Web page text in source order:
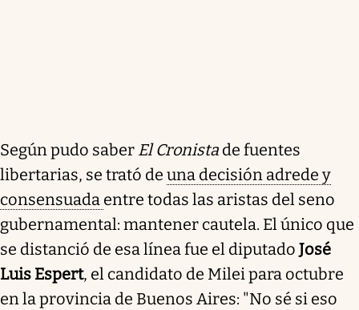
Según pudo saber El Cronista de fuentes
libertarias, se trató de una decisión adrede y
consensuada entre todas las aristas del seno
gubernamental: mantener cautela. El único que
se distanció de esa línea fue el diputado José
Luis Espert, el candidato de Milei para octubre
en la provincia de Buenos Aires: "No sé si eso